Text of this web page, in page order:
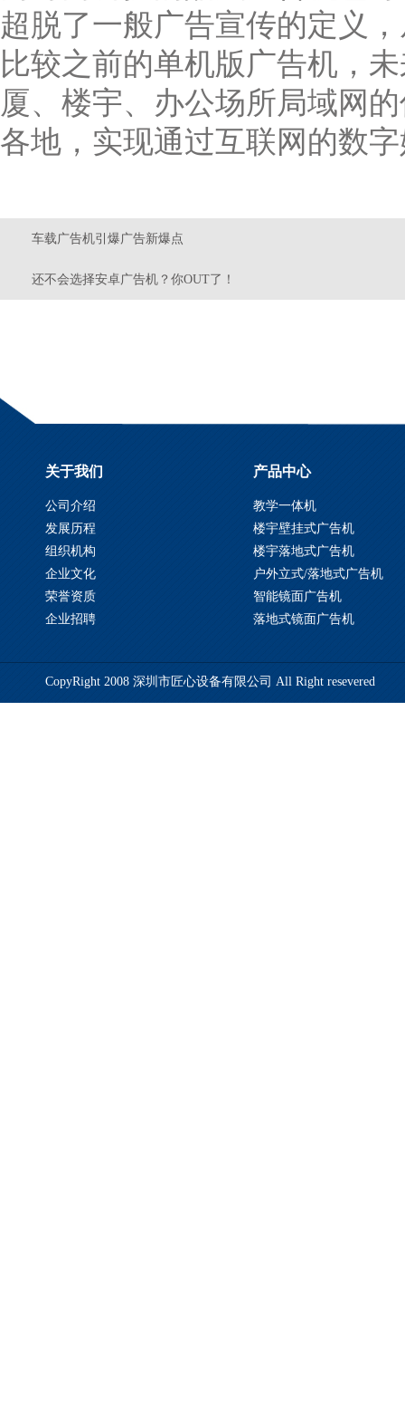
超脱了一般广告宣传的定义
比较之前的单机版广告机，
厦、楼宇、办公场所局域网
各地，实现通过互联网的数
车载广告机引爆广告新爆点
还不会选择安卓广告机？你OUT了！
关于我们
公司介绍
发展历程
组织机构
企业文化
荣誉资质
企业招聘
产品中心
教学一体机
楼宇壁挂式广告机
楼宇落地式广告机
户外立式/落地式广告机
智能镜面广告机
落地式镜面广告机
CopyRight 2008 深圳市匠心设备有限公司 All Right resevered